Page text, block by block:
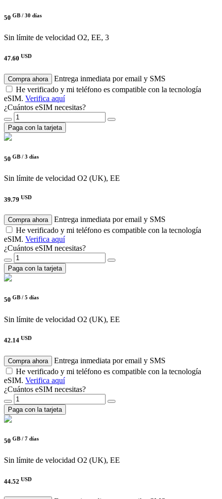
50 GB / 30 días
Sin límite de velocidad O2, EE, 3
47.60 USD
Compra ahora
Entrega inmediata por email y SMS
He verificado y mi teléfono es compatible con la tecnología
eSIM. Verifica aquí
¿Cuántos eSIM necesitas?
Paga con la tarjeta
50 GB / 3 días
Sin límite de velocidad O2 (UK), EE
39.79 USD
Compra ahora
Entrega inmediata por email y SMS
He verificado y mi teléfono es compatible con la tecnología
eSIM. Verifica aquí
¿Cuántos eSIM necesitas?
Paga con la tarjeta
50 GB / 5 días
Sin límite de velocidad O2 (UK), EE
42.14 USD
Compra ahora
Entrega inmediata por email y SMS
He verificado y mi teléfono es compatible con la tecnología
eSIM. Verifica aquí
¿Cuántos eSIM necesitas?
Paga con la tarjeta
50 GB / 7 días
Sin límite de velocidad O2 (UK), EE
44.52 USD